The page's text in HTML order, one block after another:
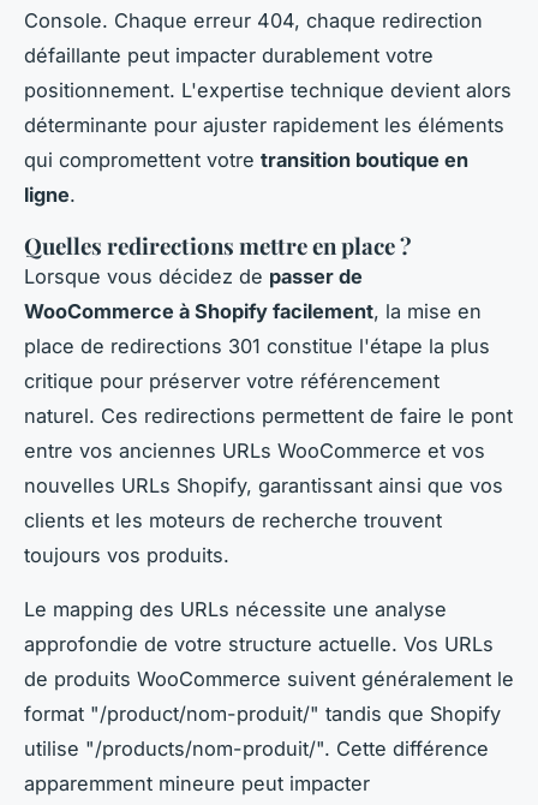
Console. Chaque erreur 404, chaque redirection
défaillante peut impacter durablement votre
positionnement. L'expertise technique devient alors
déterminante pour ajuster rapidement les éléments
qui compromettent votre transition boutique en
ligne.
Quelles redirections mettre en place ?
Lorsque vous décidez de passer de
WooCommerce à Shopify facilement, la mise en
place de redirections 301 constitue l'étape la plus
critique pour préserver votre référencement
naturel. Ces redirections permettent de faire le pont
entre vos anciennes URLs WooCommerce et vos
nouvelles URLs Shopify, garantissant ainsi que vos
clients et les moteurs de recherche trouvent
toujours vos produits.
Le mapping des URLs nécessite une analyse
approfondie de votre structure actuelle. Vos URLs
de produits WooCommerce suivent généralement le
format "/product/nom-produit/" tandis que Shopify
utilise "/products/nom-produit/". Cette différence
apparemment mineure peut impacter